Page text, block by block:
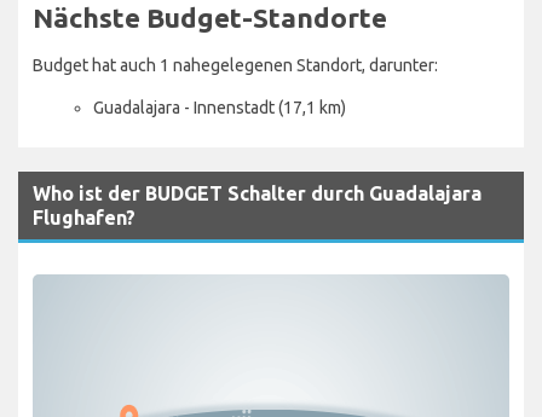
Nächste Budget-Standorte
Budget hat auch 1 nahegelegenen Standort, darunter:
Guadalajara - Innenstadt (17,1 km)
Who ist der BUDGET Schalter durch Guadalajara
Flughafen?